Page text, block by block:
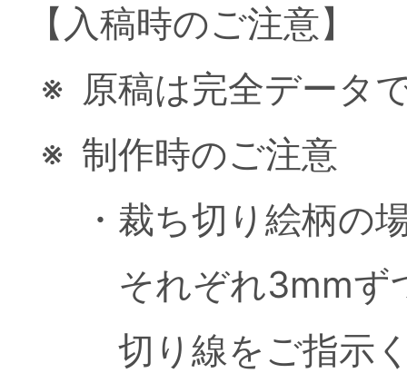
【入稿時のご注意】
※ 原稿は完全データ
※ 制作時のご注意
・ 裁ち切り絵柄の
それぞれ3mmず
切り線をご指示